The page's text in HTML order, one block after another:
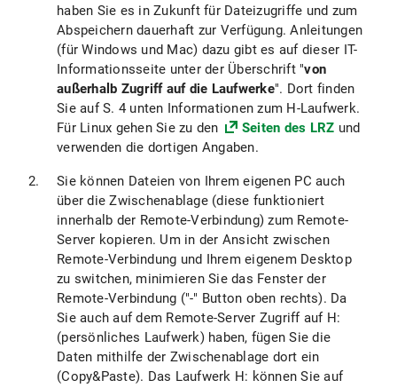
haben Sie es in Zukunft für Dateizugriffe und zum
Abspeichern dauerhaft zur Verfügung. Anleitungen
(für Windows und Mac) dazu gibt es auf dieser IT-
Informationsseite unter der Überschrift "von
außerhalb Zugriff auf die Laufwerke". Dort finden
Sie auf S. 4 unten Informationen zum H-Laufwerk.
Für Linux gehen Sie zu den
Seiten des LRZ und
verwenden die dortigen Angaben.
Sie können Dateien von Ihrem eigenen PC auch
über die Zwischenablage (diese funktioniert
innerhalb der Remote-Verbindung) zum Remote-
Server kopieren. Um in der Ansicht zwischen
Remote-Verbindung und Ihrem eigenem Desktop
zu switchen, minimieren Sie das Fenster der
Remote-Verbindung ("-" Button oben rechts). Da
Sie auch auf dem Remote-Server Zugriff auf H:
(persönliches Laufwerk) haben, fügen Sie die
Daten mithilfe der Zwischenablage dort ein
(Copy&Paste). Das Laufwerk H: können Sie auf